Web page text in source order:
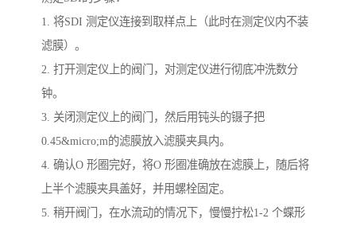
1. 将SDI 测定仪连接到取样点上（此时在测定仪内不装
滤膜）。
2. 打开测定仪上的阀门，对测定仪进行彻底冲洗数分
钟。
3. 关闭测定仪上的阀门，然后用钝头的镊子把
0.45&micro;m的滤膜放入滤膜夹具内。
4. 确认O 形圈完好，将O 形圈准确放在滤膜上，随后将
上半个滤膜夹具盖好，并用螺栓固定。
5. 稍开阀门，在水流动的情况下，慢慢拧松1-2 个蝶形